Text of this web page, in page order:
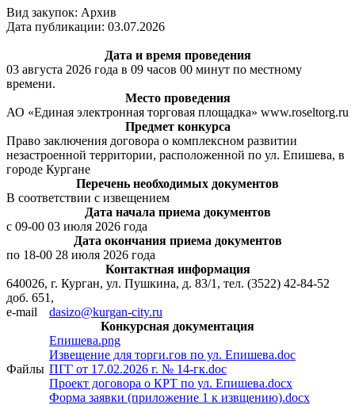
Вид закупок: Архив
Дата публикации: 03.07.2026
Дата и время проведения
03 августа 2026 года в 09 часов 00 минут по местному
времени.
Место проведения
АО «Единая электронная торговая площадка» www.roseltorg.ru
Предмет конкурса
Право заключения договора о комплексном развитии
незастроенной территории, расположенной по ул. Епишева, в
городе Кургане
Перечень необходимых документов
В соответствии с извещением
Дата начала приема документов
с 09-00 03 июля 2026 года
Дата окончания приема документов
по 18-00 28 июля 2026 года
Контактная информация
640026, г. Курган, ул. Пушкина, д. 83/1, тел. (3522) 42-84-52
доб. 651,
e-mail
dasizo@kurgan-city.ru
Конкурсная документация
Файлы
Епишева.png
Извещение для торги.гов по ул. Епишева.doc
ПГГ от 17.02.2026 г. № 14-гк.doc
Проект договора о КРТ по ул. Епишева.docx
Форма заявки (приложение 1 к извщению).docx